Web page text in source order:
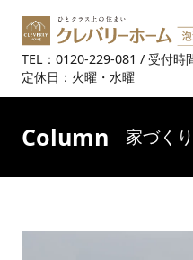
TEL：0120-229-081 / 受付時
定休日：火曜・水曜
Column 家づく